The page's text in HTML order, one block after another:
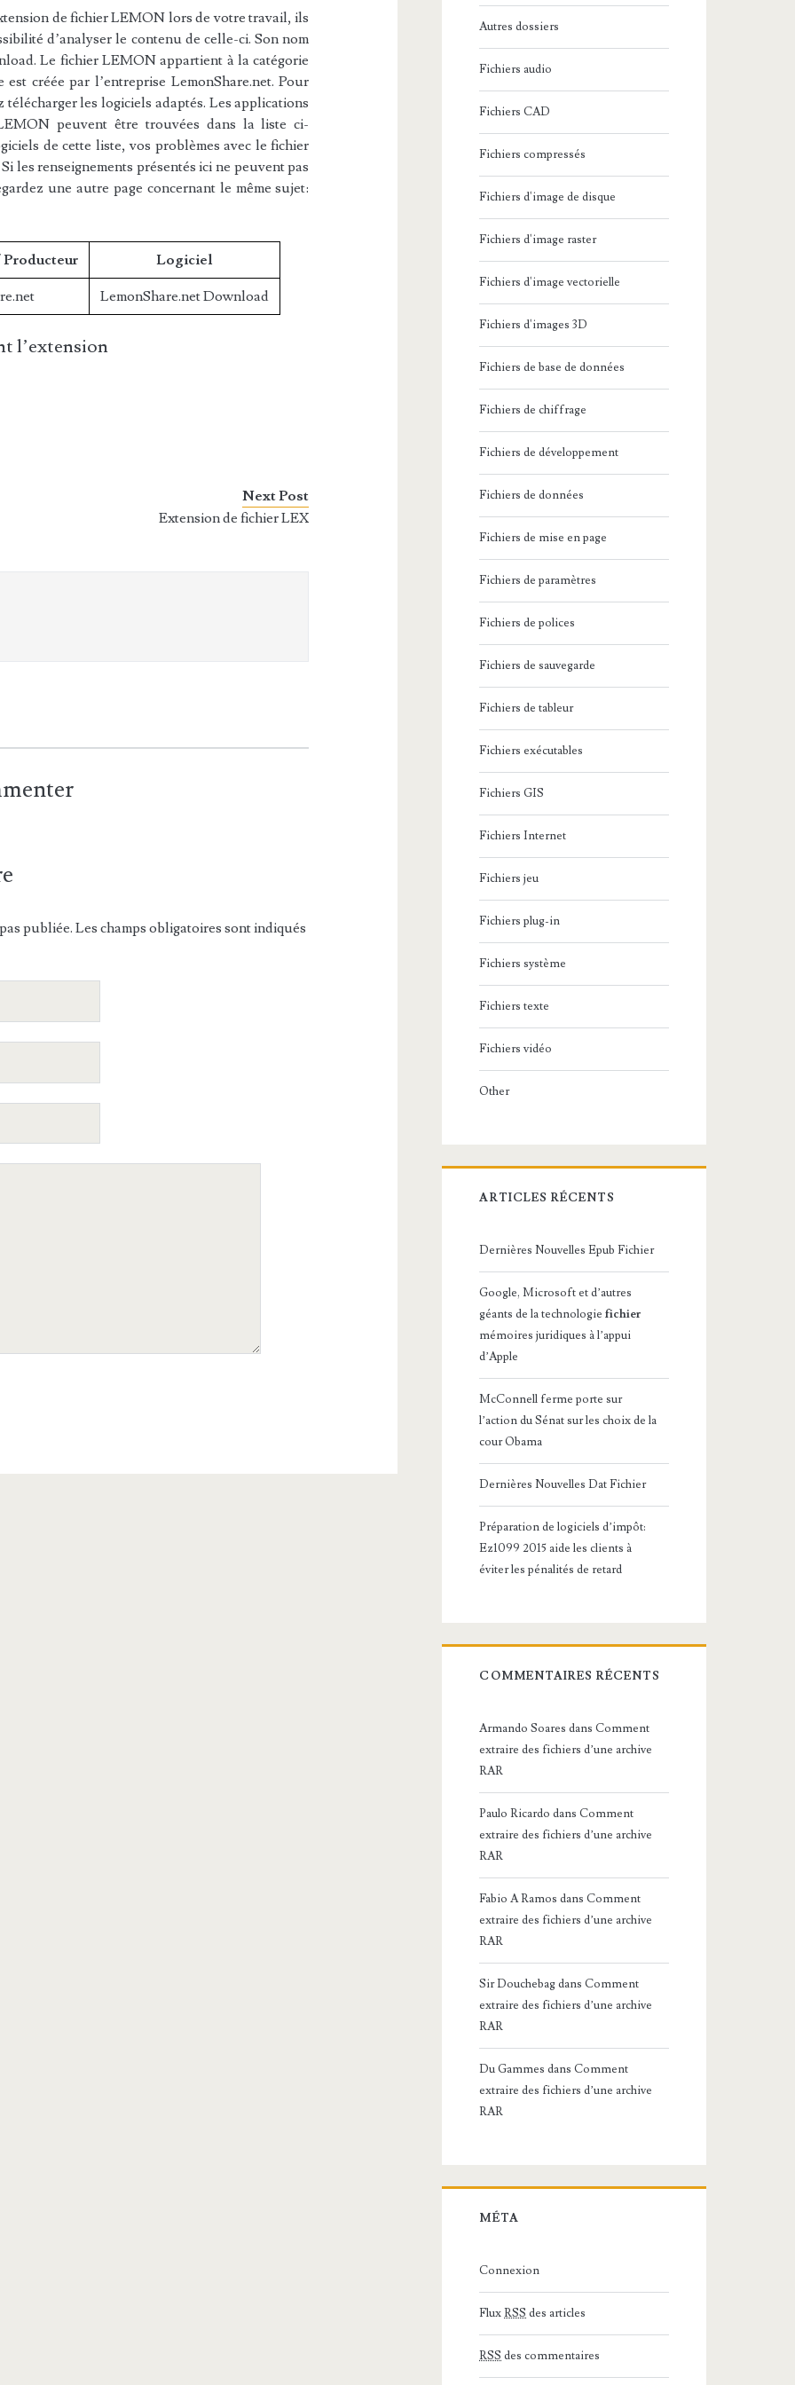
de fichier LEMON lors de votre travail, ils
d’analyser le contenu de celle-ci. Son nom
Le fichier LEMON appartient à la catégorie
créée par l’entreprise LemonShare.net. Pour
les logiciels adaptés. Les applications
peuvent être trouvées dans la liste ci-
de cette liste, vos problèmes avec le fichier
les renseignements présentés ici ne peuvent pas
une autre page concernant le même sujet:
Producteur Logiciel
LemonShare.net Download
l’extension
Next Post
Extension de fichier LEX
publiée. Les champs obligatoires sont indiqués
Autres dossiers
Fichiers audio
Fichiers CAD
Fichiers compressés
Fichiers d'image de disque
Fichiers d'image raster
Fichiers d'image vectorielle
Fichiers d'images 3D
Fichiers de base de données
Fichiers de chiffrage
Fichiers de développement
Fichiers de données
Fichiers de mise en page
Fichiers de paramètres
Fichiers de polices
Fichiers de sauvegarde
Fichiers de tableur
Fichiers exécutables
Fichiers GIS
Fichiers Internet
Fichiers jeu
Fichiers plug-in
Fichiers système
Fichiers texte
Fichiers vidéo
Other
ARTICLES RÉCENTS
Dernières Nouvelles Epub Fichier
Google, Microsoft et d’autres
géants de la technologiefichier
mémoires juridiques à l’appui
d’Apple
McConnell ferme porte sur
l’action du Sénat sur les choix de la
cour Obama
Dernières Nouvelles Dat Fichier
Préparation de logiciels d’impôt:
Ez1099 2015 aide les clients à
éviter les pénalités de retard
COMMENTAIRES RÉCENTS
Armando Soares dansComment
extraire des fichiers d’une archive
RAR
Paulo Ricardo dansComment
extraire des fichiers d’une archive
RAR
Fabio A Ramos dansComment
extraire des fichiers d’une archive
RAR
Sir DouchebagdansComment
extraire des fichiers d’une archive
RAR
Du Gammes dansComment
extraire des fichiers d’une archive
RAR
MÉTA
Connexion
FluxRSS des articles
RSS des commentaires